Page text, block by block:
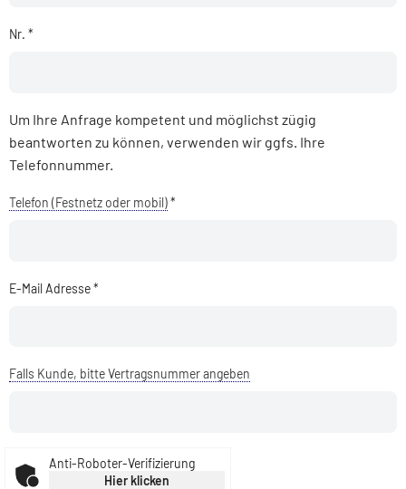
Nr. *
Um Ihre Anfrage kompetent und möglichst zügig
beantworten zu können, verwenden wir ggfs. Ihre
Telefonnummer.
Telefon (Festnetz oder mobil)*
E-Mail Adresse *
Falls Kunde, bitte Vertragsnummer angeben
Anti-Roboter-Verifizierung
Hier klicken